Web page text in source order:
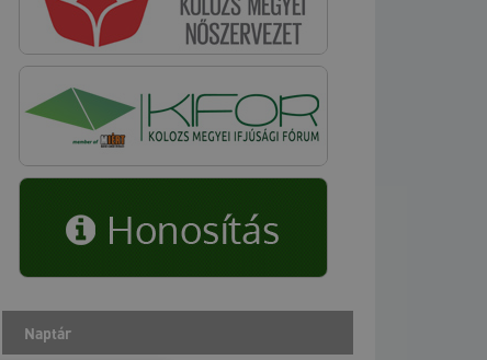
Naptár